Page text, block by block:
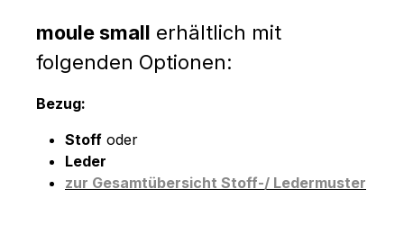
moule small erhältlich mit
folgenden Optionen:
Bezug:
Stoff oder
Leder
zur Gesamtübersicht Stoff-/ Ledermuster